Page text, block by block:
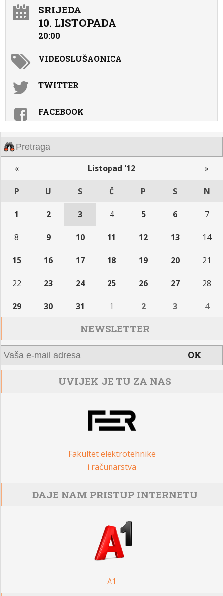
SRIJEDA
10. LISTOPADA
20:00
VIDEOSLUŠAONICA
TWITTER
FACEBOOK
« Listopad '12 »
P U S Č P S N
1 2 3 4 5 6 7
8 9 10 11 12 13 14
15 16 17 18 19 20 21
22 23 24 25 26 27 28
29 30 31 1 2 3 4
NEWSLETTER
UVIJEK JE TU ZA NAS
Fakultet elektrotehnike
i računarstva
DAJE NAM PRISTUP INTERNETU
A1